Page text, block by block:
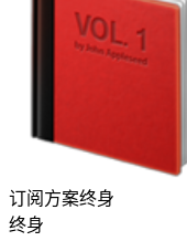
订阅方案终身
终身